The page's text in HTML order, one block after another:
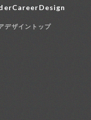
デザイントップ